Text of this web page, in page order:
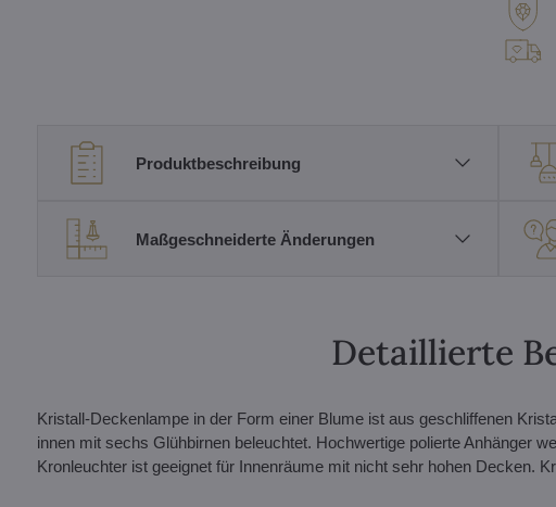
Produktbeschreibung
Maßgeschneiderte Änderungen
Detaillierte
Kristall-Deckenlampe in der Form einer Blume ist aus geschliffenen
innen mit sechs Glühbirnen beleuchtet. Hochwertige polierte Anhänger
Kronleuchter ist geeignet für Innenräume mit nicht sehr hohen Decken.